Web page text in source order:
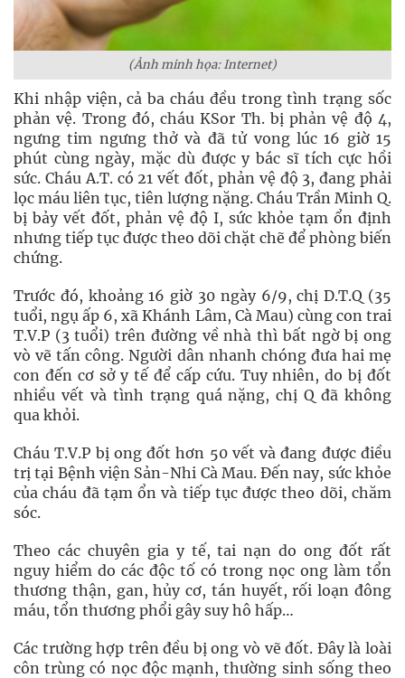
(Ảnh minh họa: Internet)
Khi nhập viện, cả ba cháu đều trong tình trạng sốc
phản vệ. Trong đó, cháu KSor Th. bị phản vệ độ 4,
ngưng tim ngưng thở và đã tử vong lúc 16 giờ 15
phút cùng ngày, mặc dù được y bác sĩ tích cực hồi
sức. Cháu A.T. có 21 vết đốt, phản vệ độ 3, đang phải
lọc máu liên tục, tiên lượng nặng. Cháu Trần Minh Q.
bị bảy vết đốt, phản vệ độ I, sức khỏe tạm ổn định
nhưng tiếp tục được theo dõi chặt chẽ để phòng biến
chứng.
Trước đó, khoảng 16 giờ 30 ngày 6/9, chị D.T.Q (35
tuổi, ngụ ấp 6, xã Khánh Lâm, Cà Mau) cùng con trai
T.V.P (3 tuổi) trên đường về nhà thì bất ngờ bị ong
vò vẽ tấn công. Người dân nhanh chóng đưa hai mẹ
con đến cơ sở y tế để cấp cứu. Tuy nhiên, do bị đốt
nhiều vết và tình trạng quá nặng, chị Q đã không
qua khỏi.
Cháu T.V.P bị ong đốt hơn 50 vết và đang được điều
trị tại Bệnh viện Sản-Nhi Cà Mau. Đến nay, sức khỏe
của cháu đã tạm ổn và tiếp tục được theo dõi, chăm
sóc.
Theo các chuyên gia y tế, tai nạn do ong đốt rất
nguy hiểm do các độc tố có trong nọc ong làm tổn
thương thận, gan, hủy cơ, tán huyết, rối loạn đông
máu, tổn thương phổi gây suy hô hấp…
Các trường hợp trên đều bị ong vò vẽ đốt. Đây là loài
côn trùng có nọc độc mạnh, thường sinh sống theo